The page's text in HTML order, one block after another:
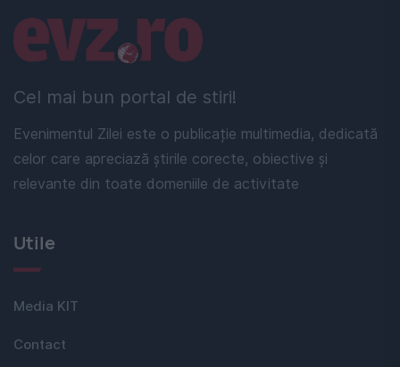
Cel mai bun portal de stiri!
Evenimentul Zilei este o publicație multimedia, dedicată
celor care apreciază știrile corecte, obiective și
relevante din toate domeniile de activitate
Linkuri utile
Utile
Media KIT
Contact